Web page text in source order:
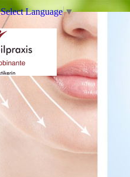
Select Language▼